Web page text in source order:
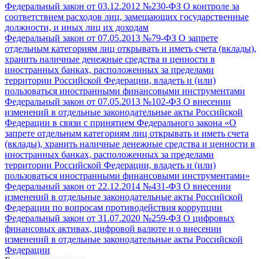
Федеральный закон от 03.12.2012 №230-ФЗ О контроле за
соответствием расходов лиц, замещающих государственные
должности, и иных лиц их доходам
Федеральный закон от 07.05.2013 №79-ФЗ О запрете
отдельным категориям лиц открывать и иметь счета (вклады),
хранить наличные денежные средства и ценности в
иностранных банках, расположенных за пределами
территории Российской Федерации, владеть и (или)
пользоваться иностранными финансовыми инструментами
Федеральный закон от 07.05.2013 №102-ФЗ О внесении
изменений в отдельные законодательные акты Российской
Федерации в связи с принятием Федерального закона «О
запрете отдельным категориям лиц открывать и иметь счета
(вклады), хранить наличные денежные средства и ценности в
иностранных банках, расположенных за пределами
территории Российской Федерации, владеть и (или)
пользоваться иностранными финансовыми инструментами»
Федеральный закон от 22.12.2014 №431-ФЗ О внесении
изменений в отдельные законодательные акты Российской
Федерации по вопросам противодействия коррупции
Федеральный закон от 31.07.2020 №259-ФЗ О цифровых
финансовых активах, цифровой валюте и о внесении
изменений в отдельные законодательные акты Российской
Федерации